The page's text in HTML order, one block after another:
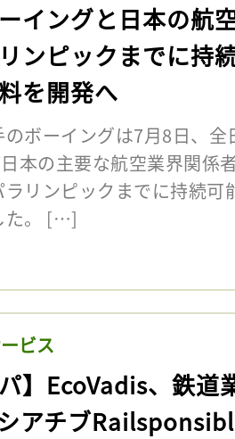
ーイングと日本の航
ンピックまでに持
を開発へ
ボーイングは7月8日、全
本の主要な航空業界関係
ラリンピックまでに持続
た。 […]
ビス
パ】EcoVadis、鉄道
アチブ